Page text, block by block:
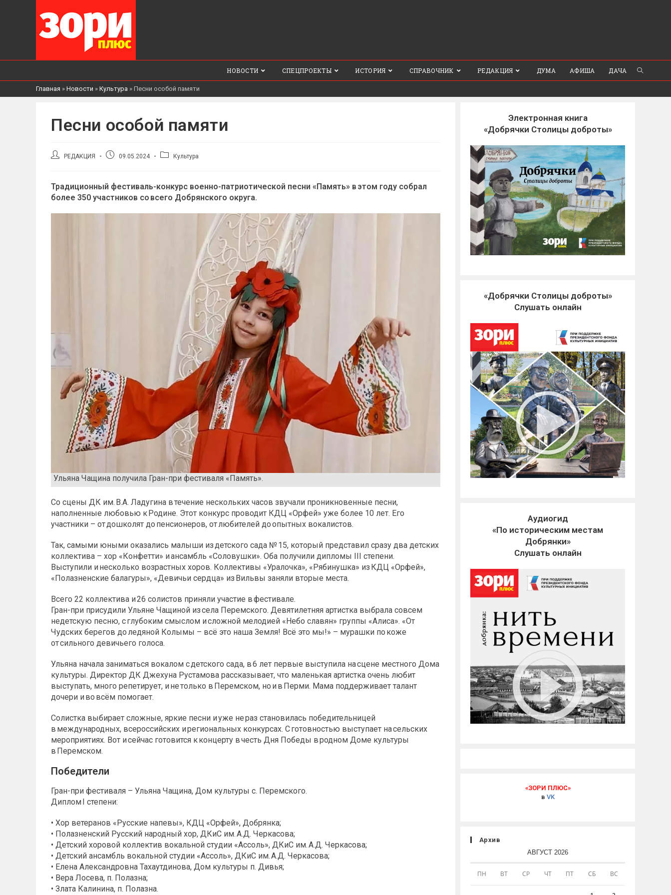
НОВОСТИ СПЕЦПРОЕКТЫ ИСТОРИЯ СПРАВОЧНИК РЕДАКЦИЯ ДУМА АФИША ДАЧА
Главная » Новости » Культура » Песни особой памяти
Песни особой памяти
АвторРЕДАКЦИЯ
Запись09.05.2024
РубрикаКультура
Традиционный фестиваль-конкурс военно-патриотической песни «Память» в этом году собрал
более 350 участников со всего Добрянского округа.
Ульяна Чащина получила Гран-при фестиваля «Память».
Со сцены ДК им. В.А. Ладугина в течение нескольких часов звучали проникновенные песни,
наполненные любовью к Родине. Этот конкурс проводит КДЦ «Орфей» уже более 10 лет. Его
участники – от дошколят до пенсионеров, от любителей до опытных вокалистов.
Так, самыми юными оказались малыши из детского сада № 15, который представил сразу два детских
коллектива – хор «Конфетти» и ансамбль «Соловушки». Оба получили дипломы III степени.
Выступили и несколько возрастных хоров. Коллективы «Уралочка», «Рябинушка» из КДЦ «Орфей»,
«Полазненские балагуры», «Девичьи сердца» из Вильвы заняли вторые места.
Всего 22 коллектива и 26 солистов приняли участие в фестивале.
Гран-при присудили Ульяне Чащиной из села Перемского. Девятилетняя артистка выбрала совсем
недетскую песню, с глубоким смыслом и сложной мелодией «Небо славян» группы «Алиса». «От
Чудских берегов до ледяной Колымы – всё это наша Земля! Всё это мы!» – мурашки по коже
от сильного девичьего голоса.
Ульяна начала заниматься вокалом с детского сада, в 6 лет первые выступила на сцене местного Дома
культуры. Директор ДК Джехуна Рустамова рассказывает, что маленькая артистка очень любит
выступать, много репетирует, и не только в Перемском, но и в Перми. Мама поддерживает талант
дочери и во всём помогает.
Солистка выбирает сложные, яркие песни и уже не раз становилась победительницей
в международных, всероссийских и региональных конкурсах. С готовностью выступает на сельских
мероприятиях. Вот и сейчас готовится к концерту в честь Дня Победы в родном Доме культуры
в Перемском.
Победители
Гран-при фестиваля – Ульяна Чащина, Дом культуры с. Перемского.
Диплом I степени:
• Хор ветеранов «Русские напевы», КДЦ «Орфей», Добрянка;
• Полазненский Русский народный хор, ДКиС им. А.Д. Черкасова;
• Детский хоровой коллектив вокальной студии «Ассоль», ДКиС им. А.Д. Черкасова;
• Детский ансамбль вокальной студии «Ассоль», ДКиС им. А.Д. Черкасова;
• Елена Александровна Тахаутдинова, Дом культуры п. Дивья;
• Вера Лосева, п. Полазна;
• Злата Калинина, п. Полазна.
Электронная книга
«Добрячки Столицы доброты»
«Добрячки Столицы доброты»
Слушать онлайн
Аудиогид
«По историческим местам
Добрянки»
Слушать онлайн
«ЗОРИ ПЛЮС»
в VK
Архив
АВГУСТ 2026
ПН ВТ СР ЧТ ПТ СБ ВС